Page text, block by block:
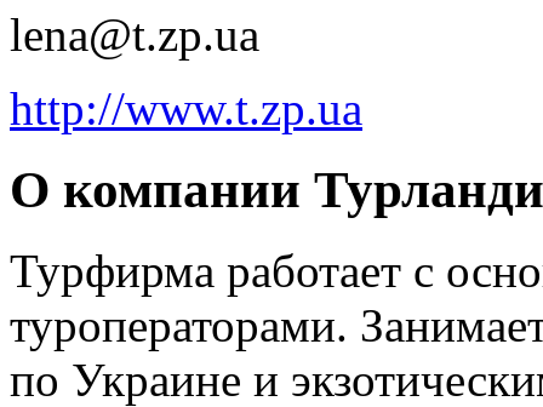
lena@t.zp.ua
http://www.t.zp.ua
О компании
Турфирма работает с
туроператорами.
по Украине и